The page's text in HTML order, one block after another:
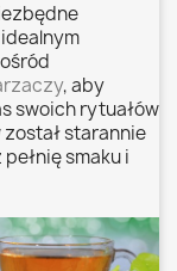
, aby
swoich rytuałów
starannie
smaku i